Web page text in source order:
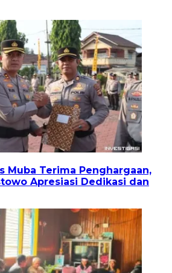
Muba Terima Penghargaan,
Apresiasi Dedikasi dan